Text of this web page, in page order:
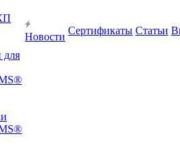
для
Новости
Сертификаты Статьи